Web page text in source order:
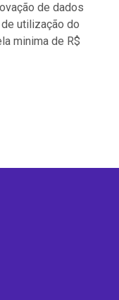
de dados
utilização do
minima de R$